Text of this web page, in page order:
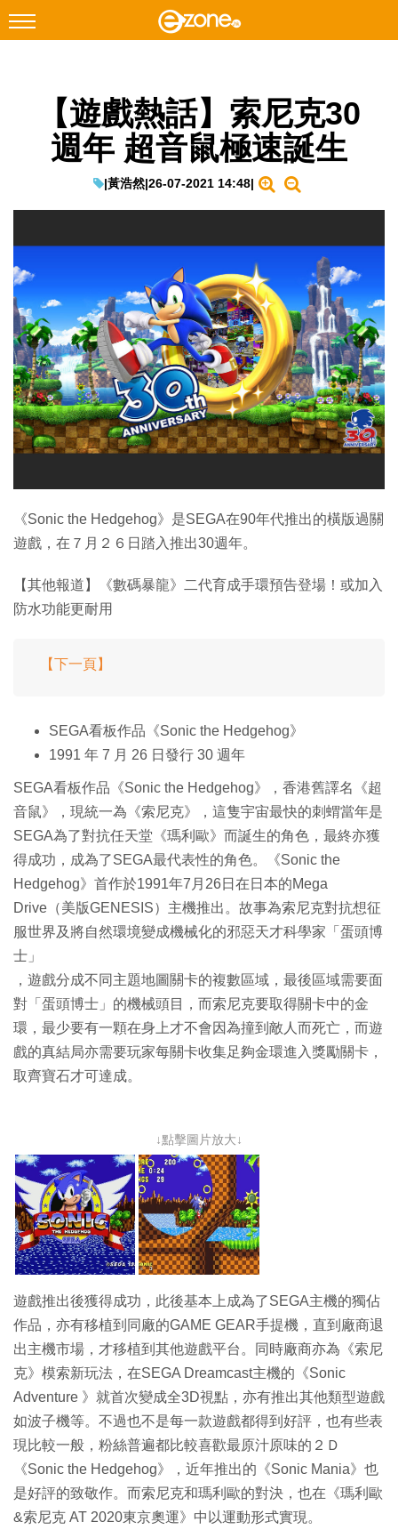
Facebook Instagram
科技焦點
遊戲動漫
教學評測
EduTech
IT Times
生成式AI與雲端應用
Enterprise Digital Transformation
特集
【遊戲熱話】索尼克30
週年 超音鼠極速誕生
|黃浩然|26-07-2021 14:48|
《Sonic the Hedgehog》是SEGA在90年代推出的橫版過關
遊戲，在７月２６日踏入推出30週年。
【其他報道】《數碼暴龍》二代育成手環預告登場！或加入
防水功能更耐用
【下一頁】
SEGA看板作品《Sonic the Hedgehog》
1991 年 7 月 26 日發行 30 週年
SEGA看板作品《Sonic the Hedgehog》，香港舊譯名《超
音鼠》，現統一為《索尼克》，這隻宇宙最快的刺蝟當年是
SEGA為了對抗任天堂《瑪利歐》而誕生的角色，最終亦獲
得成功，成為了SEGA最代表性的角色。《Sonic the
Hedgehog》首作於1991年7月26日在日本的Mega
Drive（美版GENESIS）主機推出。故事為索尼克對抗想征
服世界及將自然環境變成機械化的邪惡天才科學家「蛋頭博
士」
，遊戲分成不同主題地圖關卡的複數區域，最後區域需要面
對「蛋頭博士」的機械頭目，而索尼克要取得關卡中的金
環，最少要有一顆在身上才不會因為撞到敵人而死亡，而遊
戲的真結局亦需要玩家每關卡收集足夠金環進入獎勵關卡，
取齊寶石才可達成。
↓點擊圖片放大↓
遊戲推出後獲得成功，此後基本上成為了SEGA主機的獨佔
作品，亦有移植到同廠的GAME GEAR手提機，直到廠商退
出主機市場，才移植到其他遊戲平台。同時廠商亦為《索尼
克》模索新玩法，在SEGA Dreamcast主機的《Sonic
Adventure 》就首次變成全3D視點，亦有推出其他類型遊戲
如波子機等。不過也不是每一款遊戲都得到好評，也有些表
現比較一般，粉絲普遍都比較喜歡最原汁原味的２Ｄ
《Sonic the Hedgehog》，近年推出的《Sonic Mania》也
是好評的致敬作。而索尼克和瑪利歐的對決，也在《瑪利歐
&索尼克 AT 2020東京奧運》中以運動形式實現。